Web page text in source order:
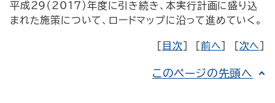
平成29（2017）年度に引き続き、本実行計画に盛り込
まれた施策について、ロードマップに沿って進めていく。
目次 前へ 次へ
このページの先頭へ